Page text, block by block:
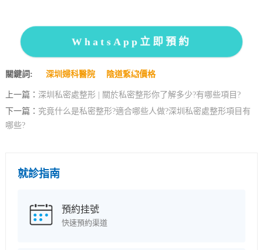
WhatsApp立即預約
關鍵詞: 深圳婦科醫院 陰道緊縮價格
上一篇： 深圳私密處整形 | 關於私密整形你了解多少?有哪些項目?
下一篇： 究竟什么是私密整形?適合哪些人做?深圳私密處整形項目有
哪些?
就診指南
預約挂號
快速預約渠道